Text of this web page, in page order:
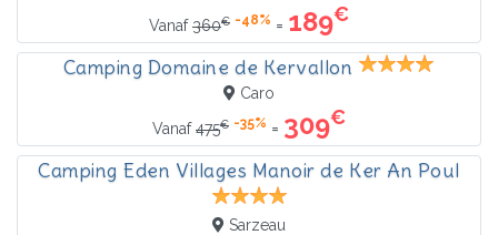
Vanaf360€ -48% = 189€
Camping Domaine de Kervallon
Caro
Vanaf475€ -35% = 309€
Camping Eden Villages Manoir de Ker An Poul
Sarzeau